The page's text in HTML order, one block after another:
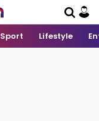
Sport Lifestyle